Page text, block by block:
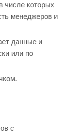
числе которых
менеджеров и
данные и
или по
с